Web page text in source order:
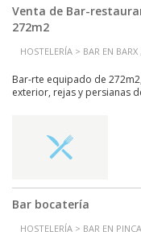
Venta de Bar-
272m2
HOSTELERÍA > BAR EN
Bar-rte equipado de
exterior, rejas y persianas
Bar bocatería
HOSTELERÍA > BAR EN